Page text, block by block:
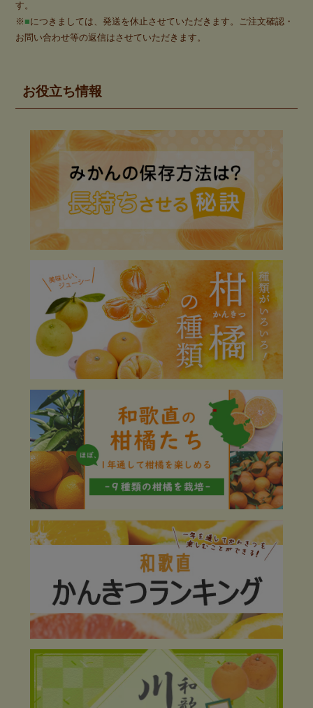
す。
※ ■につきましては、発送を休止させていただきます。ご注文確認・
お問い合わせ等の返信はさせていただきます。
お役立ち情報